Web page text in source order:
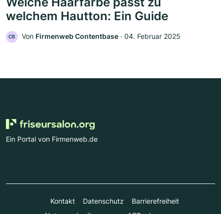
welchem Hautton: Ein Guide
CB Von Firmenweb Contentbase ‧ 04. Februar 2025
Ein Portal von Firmenweb.de
Kontakt Datenschutz
Barrierefreiheit